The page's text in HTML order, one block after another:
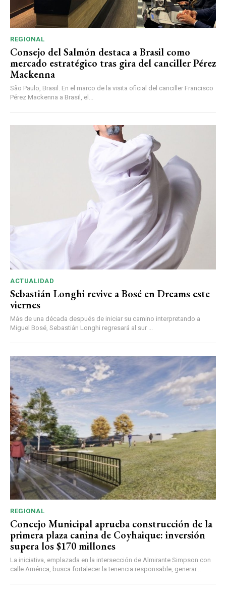
REGIONAL
Consejo del Salmón destaca a Brasil como
mercado estratégico tras gira del canciller Pérez
Mackenna
São Paulo, Brasil. En el marco de la visita oficial del canciller Francisco
Pérez Mackenna a Brasil, el...
ACTUALIDAD
Sebastián Longhi revive a Bosé en Dreams este
viernes
Más de una década después de iniciar su camino interpretando a
Miguel Bosé, Sebastián Longhi regresará al sur ...
REGIONAL
Concejo Municipal aprueba construcción de la
primera plaza canina de Coyhaique: inversión
supera los $170 millones
La iniciativa, emplazada en la intersección de Almirante Simpson con
calle América, busca fortalecer la tenencia responsable, generar...